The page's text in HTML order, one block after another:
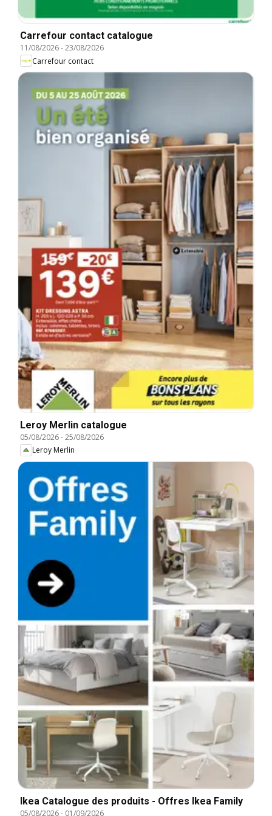
Carrefour contact catalogue
11/08/2026-23/08/2026
Carrefour contact
Leroy Merlin catalogue
05/08/2026-25/08/2026
Leroy Merlin
Ikea Catalogue des produits - Offres Ikea Family
05/08/2026- 01/09/2026